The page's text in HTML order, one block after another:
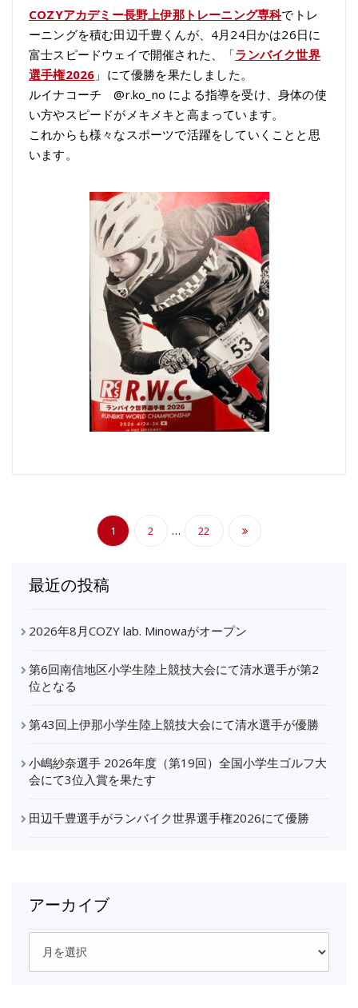
COZYアカデミー長野上伊那トレーニング専科でトレ
ーニングを積む田辺千豊くんが、4月24日かは26日に
富士スピードウェイで開催された、「ランバイク世界
選手権2026 」にて優勝を果たしました。
ルイナコーチ @r.ko_no による指導を受け、身体の使
い方やスピードがメキメキと高まっています。
これからも様々なスポーツで活躍をしていくことと思
います。
投
の
ペ
ジ
送
り
1 2 … 22
最近の投稿
2026年8月COZY lab. Minowaがオープン
第6回南信地区小学生陸上競技大会にて清水選手が第2
位となる
第43回上伊那小学生陸上競技大会にて清水選手が優勝
小嶋紗奈選手 2026年度（第19回）全国小学生ゴルフ大
会にて3位入賞を果たす
田辺千豊選手がランバイク世界選手権2026にて優勝
アーカイブ
カ